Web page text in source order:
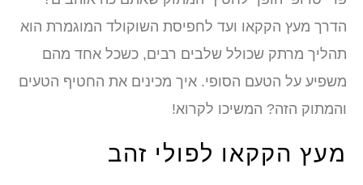
מעץ הקקאו ועד לחפיסת השוקולד המוגמרת הוא
מרתק שכולל שלבים רבים, כשכל אחד מהם
על הטעם הסופי. איך מכינים את החטיף הטעים
הזה? המשיכו לקרוא!
הקקאו לפולי זהב